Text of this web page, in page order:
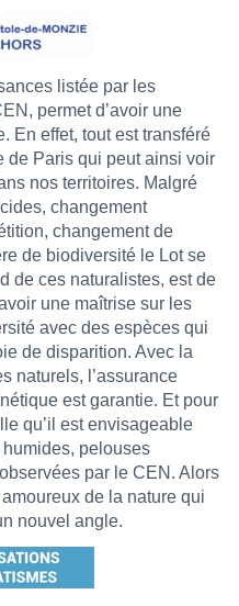
listée par les
permet d’avoir une
En effet, tout est transféré
de Paris qui peut ainsi voir
nos territoires. Malgré
changement
changement de
de biodiversité le Lot se
de ces naturalistes, est de
une maîtrise sur les
avec des espèces qui
de disparition. Avec la
naturels, l’assurance
est garantie. Et pour
qu’il est envisageable
pelouses
par le CEN. Alors
de la nature qui
nouvel angle.